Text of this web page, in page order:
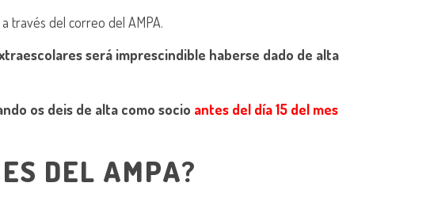
través del correo del AMPA.
será imprescindible haberse dado de alta
os deis de alta como socio antes del día 15 del mes
DEL AMPA?